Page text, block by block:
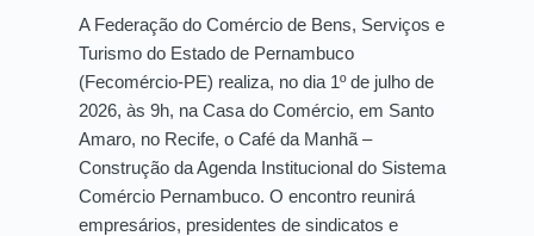
A Federação do Comércio de Bens, Serviços e
Turismo do Estado de Pernambuco
(Fecomércio-PE) realiza, no dia 1º de julho de
2026, às 9h, na Casa do Comércio, em Santo
Amaro, no Recife, o Café da Manhã –
Construção da Agenda Institucional do Sistema
Comércio Pernambuco. O encontro reunirá
empresários, presidentes de sindicatos e